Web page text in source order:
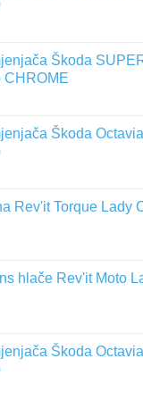
Škoda
CHROME
Škoda Octavia
Rev'it Torque Lady
hlače Rev'it Moto
Škoda Octavia